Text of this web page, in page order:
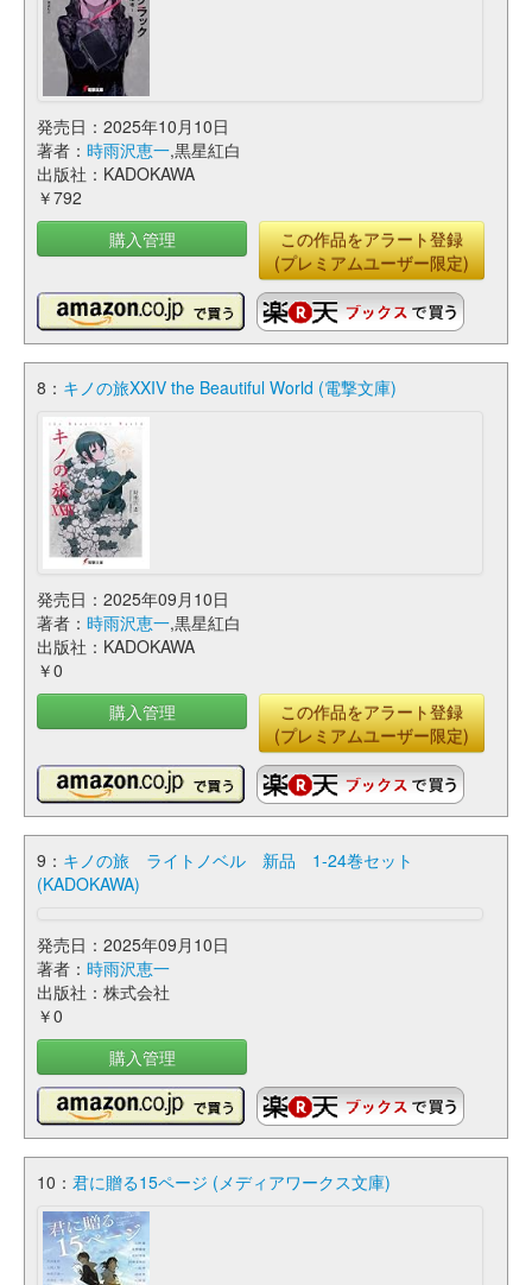
発売日：2025年10月10日
著者： 時雨沢恵一,黒星紅白
出版社：KADOKAWA
￥792
購入管理
この作品をアラート登録
(プレミアムユーザー限定)
8： キノの旅XXIV the Beautiful World (電撃文庫)
発売日：2025年09月10日
著者： 時雨沢恵一,黒星紅白
出版社：KADOKAWA
￥0
購入管理
この作品をアラート登録
(プレミアムユーザー限定)
9： キノの旅 ライトノベル 新品 1-24巻セット
(KADOKAWA)
発売日：2025年09月10日
著者： 時雨沢恵一
出版社：株式会社
￥0
購入管理
10： 君に贈る15ページ (メディアワークス文庫)